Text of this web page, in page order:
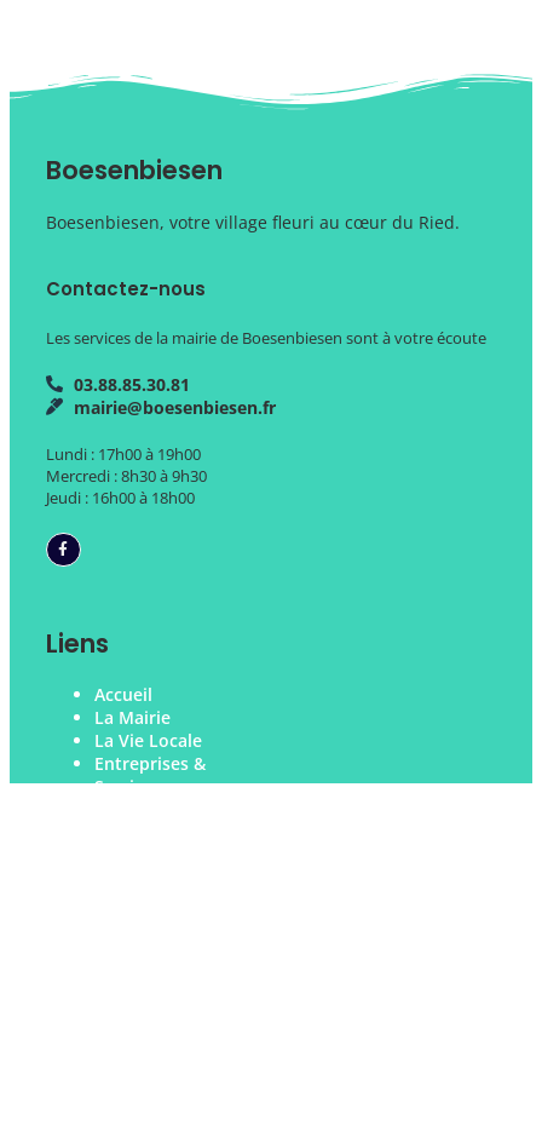
Boesenbiesen
Boesenbiesen, votre village fleuri au cœur du Ried.
Contactez-nous
Les services de la mairie de Boesenbiesen sont à votre écoute
03.88.85.30.81
mairie@boesenbiesen.fr
Lundi : 17h00 à 19h00
Mercredi : 8h30 à 9h30
Jeudi : 16h00 à 18h00
Liens
Accueil
La Mairie
La Vie Locale
Entreprises &
Services